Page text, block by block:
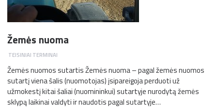
Žemės nuoma
TEISINIAI TERMINAI
Žemės nuomos sutartis Žemės nuoma – pagal žemės nuomos
sutartį viena šalis (nuomotojas) įsipareigoja perduoti už
užmokestį kitai šaliai (nuomininkui) sutartyje nurodytą žemės
sklypą laikinai valdyti ir naudotis pagal sutartyje…